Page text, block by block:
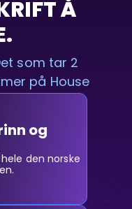
Å
som tar 2
på House
og
den norske